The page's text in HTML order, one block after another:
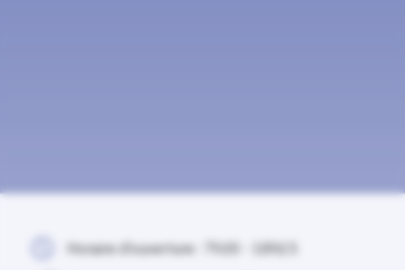
Horaire d’ouverture : 7h30 - 18h15